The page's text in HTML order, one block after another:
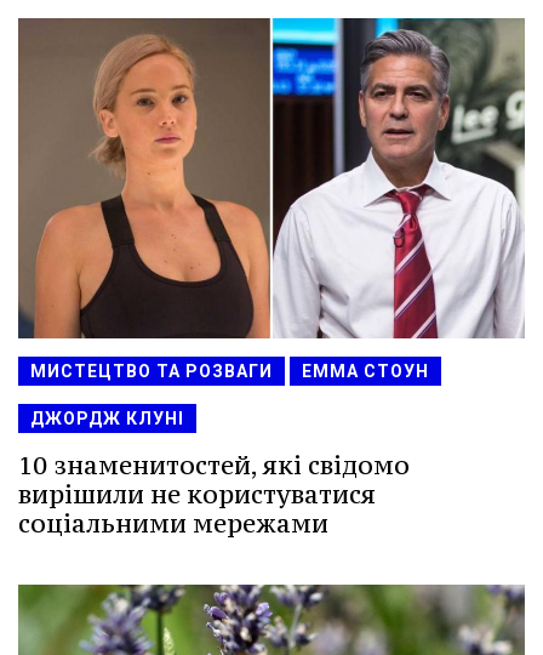
МИСТЕЦТВО ТА РОЗВАГИ ЕММА СТОУН
ДЖОРДЖ КЛУНІ
10 знаменитостей, які свідомо
вирішили не користуватися
соціальними мережами